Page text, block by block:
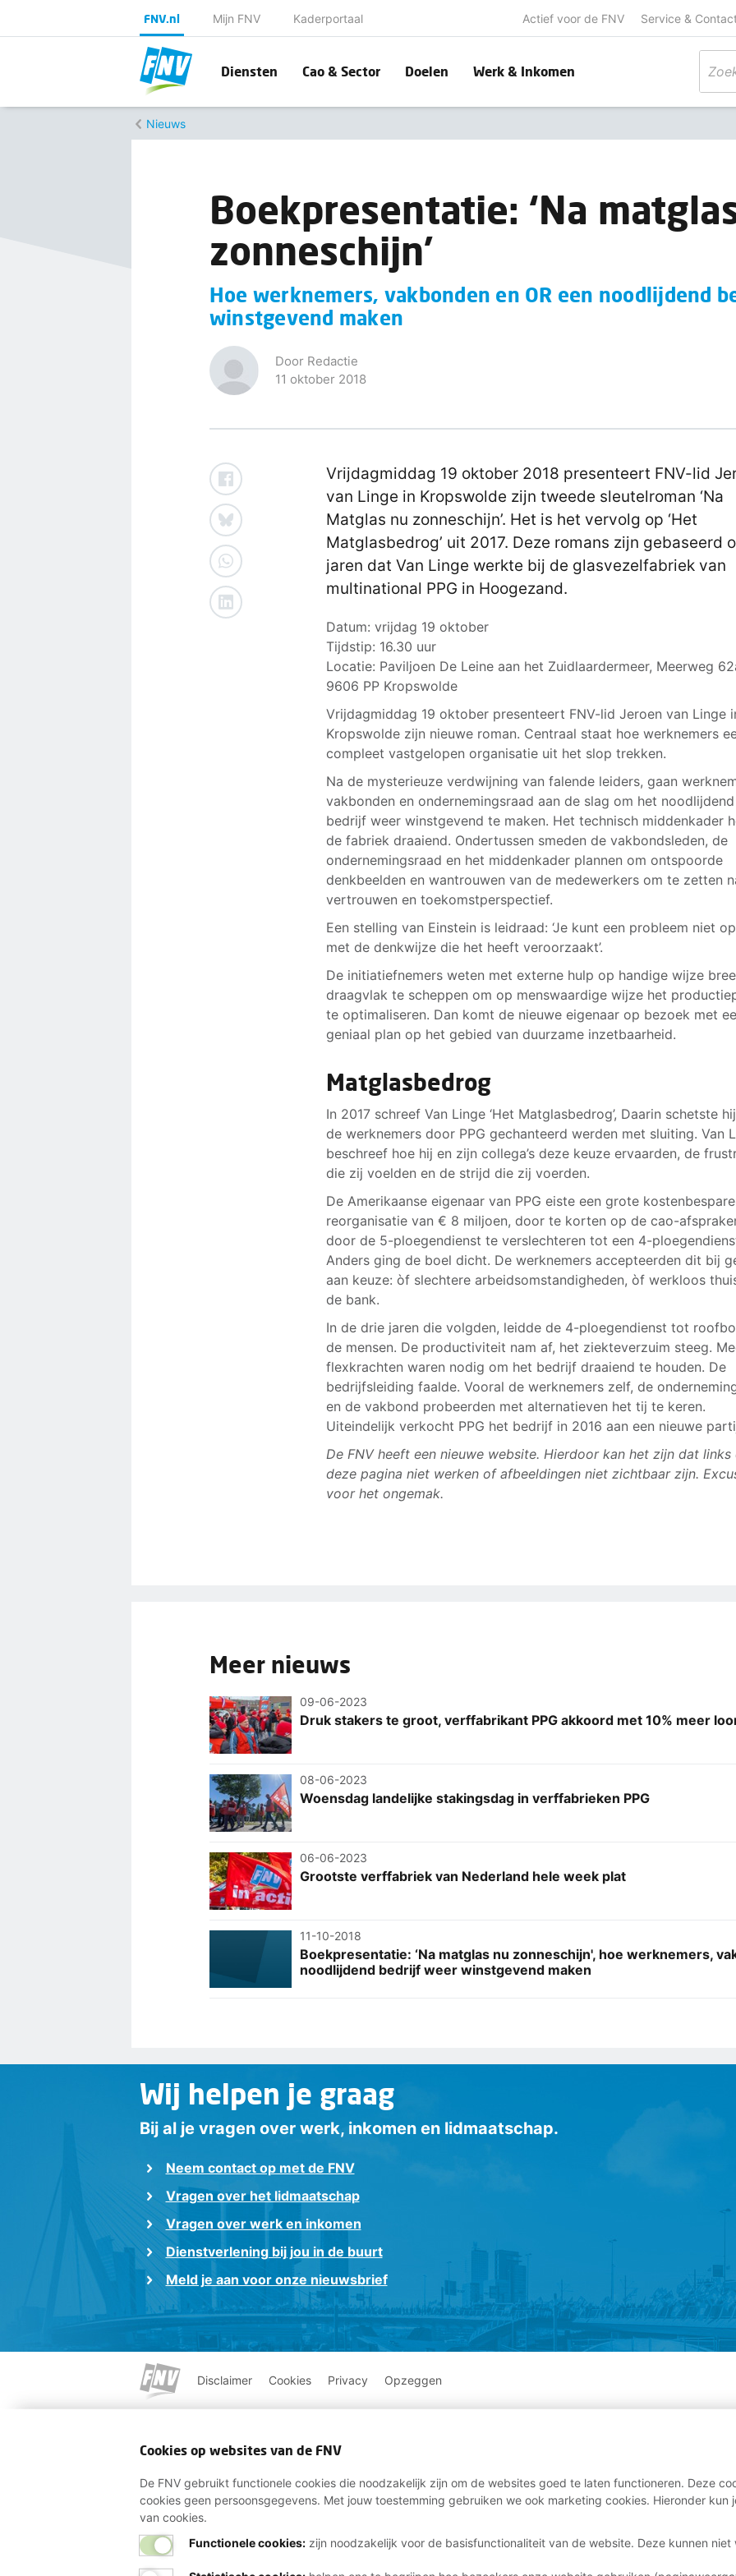
FNV.nl Mijn FNV Kaderportaal Actief voor de FNV Service &
Diensten Cao & Sector Doelen Werk & Inkomen
Nieuws
Boekpresentatie: ‘Na
zonneschijn'
Hoe werknemers, vakbonden en OR een noodlijdend
winstgevend maken
Door Redactie
11 oktober 2018
Vrijdagmiddag 19 oktober 2018 presenteert FNV-lid
van Linge in Kropswolde zijn tweede sleutelroman ‘Na
Matglas nu zonneschijn’. Het is het vervolg op ‘Het
Matglasbedrog’ uit 2017. Deze romans zijn gebaseerd
jaren dat Van Linge werkte bij de glasvezelfabriek van
multinational PPG in Hoogezand.
Datum: vrijdag 19 oktober
Tijdstip: 16.30 uur
Locatie: Paviljoen De Leine aan het Zuidlaardermeer, Meerweg
9606 PP Kropswolde
Vrijdagmiddag 19 oktober presenteert FNV-lid Jeroen van Linge
Kropswolde zijn nieuwe roman. Centraal staat hoe werknemers
compleet vastgelopen organisatie uit het slop trekken.
Na de mysterieuze verdwijning van falende leiders, gaan
vakbonden en ondernemingsraad aan de slag om het noodlijdend
bedrijf weer winstgevend te maken. Het technisch middenkader
de fabriek draaiend. Ondertussen smeden de vakbondsleden, de
ondernemingsraad en het middenkader plannen om ontspoorde
denkbeelden en wantrouwen van de medewerkers om te zetten
vertrouwen en toekomstperspectief.
Een stelling van Einstein is leidraad: ‘Je kunt een probleem niet
met de denkwijze die het heeft veroorzaakt’.
De initiatiefnemers weten met externe hulp op handige wijze
draagvlak te scheppen om op menswaardige wijze het
te optimaliseren. Dan komt de nieuwe eigenaar op bezoek met
geniaal plan op het gebied van duurzame inzetbaarheid.
Matglasbedrog
In 2017 schreef Van Linge ‘Het Matglasbedrog’, Daarin schetste
de werknemers door PPG gechanteerd werden met sluiting. Van
beschreef hoe hij en zijn collega’s deze keuze ervaarden, de
die zij voelden en de strijd die zij voerden.
De Amerikaanse eigenaar van PPG eiste een grote
reorganisatie van € 8 miljoen, door te korten op de cao-
door de 5-ploegendienst te verslechteren tot een 4-
Anders ging de boel dicht. De werknemers accepteerden dit bij
aan keuze: òf slechtere arbeidsomstandigheden, òf werkloos
de bank.
In de drie jaren die volgden, leidde de 4-ploegendienst tot
de mensen. De productiviteit nam af, het ziekteverzuim steeg.
flexkrachten waren nodig om het bedrijf draaiend te houden. De
bedrijfsleiding faalde. Vooral de werknemers zelf, de
en de vakbond probeerden met alternatieven het tij te keren.
Uiteindelijk verkocht PPG het bedrijf in 2016 aan een nieuwe
De FNV heeft een nieuwe website. Hierdoor kan het zijn dat links
deze pagina niet werken of afbeeldingen niet zichtbaar zijn.
voor het ongemak.
Meer nieuws
09-06-2023
Druk stakers te groot, verffabrikant PPG akkoord met 10% meer
08-06-2023
Woensdag landelijke stakingsdag in verffabrieken PPG
06-06-2023
Grootste verffabriek van Nederland hele week plat
11-10-2018
Boekpresentatie: ‘Na matglas nu zonneschijn', hoe werknemers,
noodlijdend bedrijf weer winstgevend maken
Wij helpen je graag
Bij al je vragen over werk, inkomen en lidmaatschap.
Neem contact op met de FNV
Vragen over het lidmaatschap
Vragen over werk en inkomen
Dienstverlening bij jou in de buurt
Meld je aan voor onze nieuwsbrief
Disclaimer Cookies Privacy Opzeggen
Cookies op websites van de FNV
De FNV gebruikt functionele cookies die noodzakelijk zijn om de websites goed te laten functioneren. Deze
cookies geen persoonsgegevens. Met jouw toestemming gebruiken we ook marketing cookies. Hieronder
van cookies.
Functionele cookies:zijn noodzakelijk voor de basisfunctionaliteit van de website. Deze kunnen niet